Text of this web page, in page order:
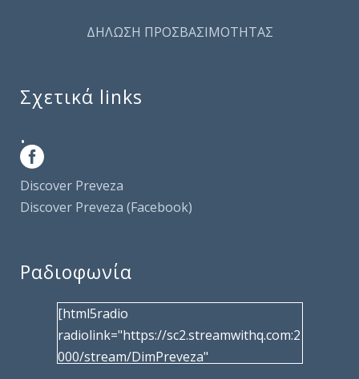
ΔΗΛΩΣΗ ΠΡΟΣΒΑΣΙΜΟΤΗΤΑΣ
Σχετικά links
.
Discover Preveza
Discover Preveza (Facebook)
Ραδιοφωνία
[html5radio
radiolink="https://sc2.streamwithq.com:2
000/stream/DimPreveza"